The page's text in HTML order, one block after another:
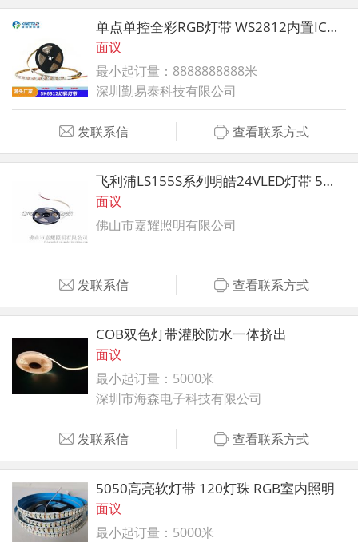
单点单控全彩RGB灯带 WS2812内置IC幻彩灯带
面议
最小起订量：8888888888米
深圳勤易泰科技有限公司
发联系信 查看联系方式
飞利浦LS155S系列明皓24VLED灯带 5米装
面议
佛山市嘉耀照明有限公司
发联系信 查看联系方式
COB双色灯带灌胶防水一体挤出
面议
最小起订量：5000米
深圳市海森电子科技有限公司
发联系信 查看联系方式
5050高亮软灯带 120灯珠 RGB室内照明
面议
最小起订量：5000米